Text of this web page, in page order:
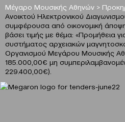
Μέγαρο Μουσικής Αθηνών >
Ανοικτού Ηλεκτρονικού
συμφέρουσα από οικονομική
βάσει τιμής με θέμα: «Προμήθεια
συστήματος αρχειακών
Οργανισμού Μεγάρου Μουσικής
185.000,00€ μη
229.400,00€).